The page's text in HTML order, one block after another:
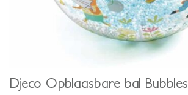
Djeco Opblaasbare bal Bubbles